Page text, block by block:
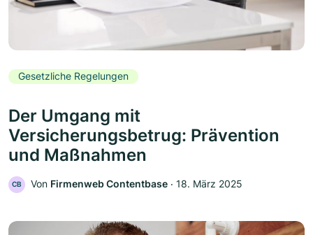
Gesetzliche Regelungen
Der Umgang mit
Versicherungsbetrug: Prävention
und Maßnahmen
CB Von Firmenweb Contentbase ‧ 18. März 2025